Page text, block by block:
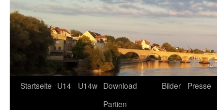
Zum
Startseite U14 U14w Download
Partien
Bilder Presse